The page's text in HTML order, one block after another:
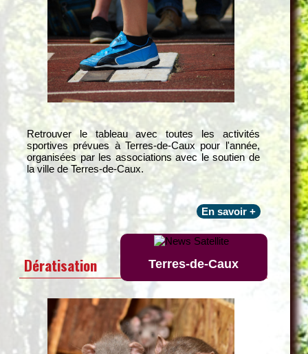
Retrouver le tableau avec toutes les activités
sportives prévues à Terres-de-Caux pour l'année,
organisées par les associations avec le soutien de
la ville de Terres-de-Caux.
En savoir +
Terres-de-Caux
Dératisation